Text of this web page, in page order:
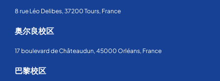
8 rue Léo Delibes, 37200 Tours, France
奥尔良校区
17 boulevard de Châteaudun, 45000 Orléans, France
巴黎校区